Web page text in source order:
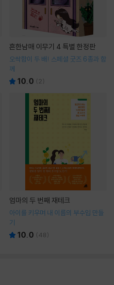
흔한남매 이무기 4 특별 한정판
오싹함이 두 배! 스페셜 굿즈 6종과 함
께
10.0 ( 2)
엄마의 두 번째 재테크
아이를 키우며 내 이름의 부수입 만들
기
10.0 (48)